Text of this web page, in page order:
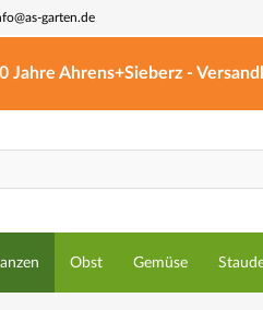
garten.de
Jahre Ahrens+Sieberz -
Obst Gemüse